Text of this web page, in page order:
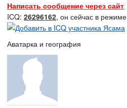
Написать сообщение через сайт
ICQ: 26296162, он сейчас в режиме
Аватарка и география